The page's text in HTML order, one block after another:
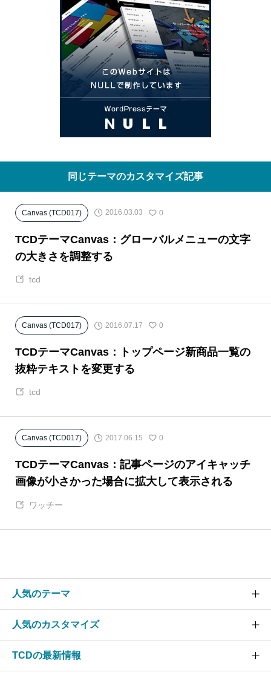
同じテーマのカスタマイズ記事
Canvas (TCD017) 2016.03.03 0
TCDテーマCanvas：グローバルメニューの文字
の大きさを調整する
tcd
Canvas (TCD017) 2016.07.17 0
TCDテーマCanvas：トップページ新商品一覧の
抜粋テキストを変更する
tcd
Canvas (TCD017) 2017.06.15 0
TCDテーマCanvas：記事ページのアイキャッチ
画像が小さかった場合に拡大して表示される
ワッチー
人気のテーマ
SOLARIS
人気のカスタマイズ
グローバルメニュー
TCDの最新情報